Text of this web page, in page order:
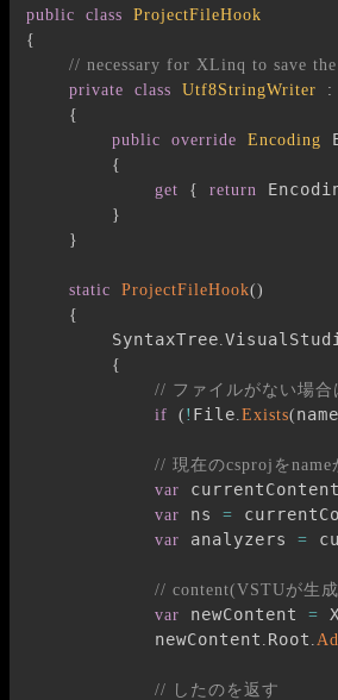
public
class
ProjectFileHook
{
// necessary for XLinq to save
private
class Utf8StringWriter :
{
public
override Encoding
{
get
{ return
}
}
static ProjectFileHook()
{
        SyntaxTree
{
// ファイルがない場合
if
( ! File Exists( name
// 現在のcsprojを
var
var ns =
var analyzers =
// content(VSTUが生
var newContent =
            newContent
Root
// したのを返す